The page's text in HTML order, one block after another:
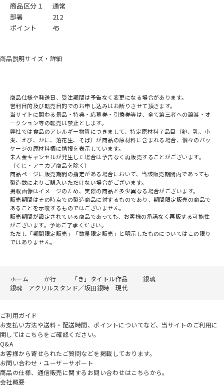
商品区分１
通常
部署
212
ポイント
45
商品説明サイズ・詳細
商品仕様や発送日、受注期間は予告なく変更になる場合があります。
営利目的及び転売目的でのお申し込みはお断りさせて頂きます。
当サイトに関わる景品・特典・応募券・引換券等は、全て第三者への譲渡・オ
ークション等の転売は禁止とします。
弊社では食品のアレルギー物質につきまして、特定原材料７品目（卵、乳、小
麦、えび、かに、落花生、そば）が商品の原材料に含まれる場合、個々のパッ
ケージの原材料欄に情報を表示しています。
未入金キャンセルが発生した場合は予告なく再販売することがございます。
（くじ・アニカプ商品を除く）
商品ページに販売期間の指定がある場合において、当該販売期間内であっても
製造数によりご購入いただけない場合がございます。
掲載画像はイメージのため、実際の商品と多少異なる場合がございます。
販売期間はその時点での製造商品に対するものであり、期間限定販売の商品で
あることを示唆するものではございません。
販売期間が設定されている商品であっても、お客様の承諾なく再販する可能性
がございます。予めご了承ください。
ただし「期間限定販売」「数量限定販売」と明示したものについてはこの限り
ではありません。
ホーム か行 「き」タイトル作品
銀魂
銀魂 アクリルスタンド／坂田銀時 現代
ご利用ガイド
お支払い方法や送料・配送時間、ポイントについてなど、当サイトのご利用に
関してはこちらをご確認ください。
Q&A
お客様から寄せられたご質問などを掲載しております。
お問い合わせ・ユーザーサポート
商品の仕様、通信販売に関するお問い合わせはこちらから。
会社概要